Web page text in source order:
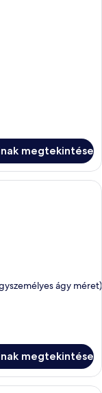
megtekintése
nagy televízióval,
ágy méret)
megtekintése
szállodaszoba,